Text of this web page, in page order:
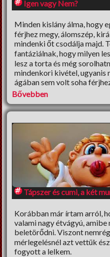
Igen vagy Nem?
Minden kislány álma, hogy
férjhez megy, álomszép,
mindenki őt csodálja majd.
fantáziálnak, hogy milyen
lesz a torta és még
mindenkori kivétel, ugyanis
ágában sem volt soha
Bővebben
Tápszer és cumi, a két
Korábban már írtam arról,
valami nagy étvágyú,
beletörődni. Viszont
mérlegelésnél azt vettük
fogyott a lelkem.